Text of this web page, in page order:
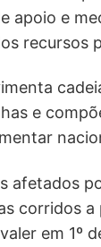
apoio e
recursos
e
afetados
corridos
em 1º